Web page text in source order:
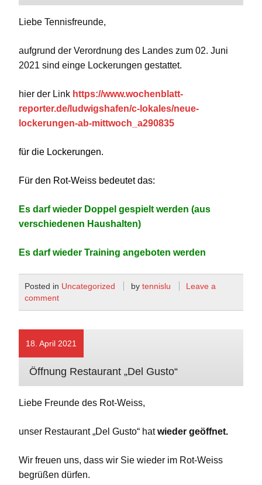
Liebe Tennisfreunde,
aufgrund der Verordnung des Landes zum 02. Juni
2021 sind einge Lockerungen gestattet.
hier der Link https://www.wochenblatt-
reporter.de/ludwigshafen/c-lokales/neue-
lockerungen-ab-mittwoch_a290835
für die Lockerungen.
Für den Rot-Weiss bedeutet das:
Es darf wieder Doppel gespielt werden (aus
verschiedenen Haushalten)
Es darf wieder Training angeboten werden
Posted in Uncategorized by tennislu
Leave a
comment
18. April 2021
Öffnung Restaurant „Del Gusto“
Liebe Freunde des Rot-Weiss,
unser Restaurant „Del Gusto“ hatwieder geöffnet.
Wir freuen uns, dass wir Sie wieder im Rot-Weiss
begrüßen dürfen.